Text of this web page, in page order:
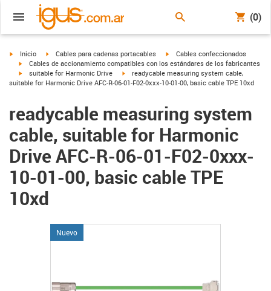
(0)
igus-icon-arrow-right
Inicio igus-icon-arrow-right
Cables para cadenas portacables igus-icon-arrow-right
Cables confeccionados
igus-icon-arrow-right
Cables de accionamiento compatibles con los estándares de los fabricantes
igus-icon-arrow-right
suitable for Harmonic Drive igus-icon-arrow-right
readycable measuring system cable,
suitable for Harmonic Drive AFC-R-06-01-F02-0xxx-10-01-00, basic cable TPE 10xd
readycable measuring system
cable, suitable for Harmonic
Drive AFC-R-06-01-F02-0xxx-
10-01-00, basic cable TPE
10xd
Nuevo